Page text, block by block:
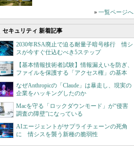
» 一覧ページへ
セキュリティ 新着記事
2030年RSA廃止で迫る耐量子暗号移行 情シ
スが今すぐ仕込むべき5ステップ
【基本情報技術者試験】情報漏えいを防ぎ、
ファイルを保護する「アクセス権」の基本
なぜAnthropicの「Claude」は暴走し、現実の
企業をハッキングしたのか
Macを守る「ロックダウンモード」が“侵害
調査の障壁”になっている
AIエージェントがサプライチェーンの死角
に 情シスを襲う新種の脆弱性